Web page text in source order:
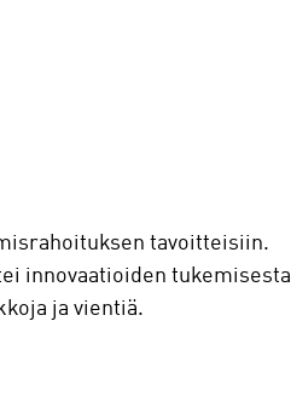
tavoitteisiin.
innovaatioiden tukemisesta
ja vientiä.